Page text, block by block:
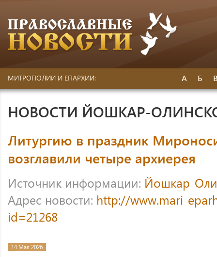
МИТРОПОЛИИ И ЕПАРХИИ: А Б
НОВОСТИ ЙОШКАР-
Литургию в праздник
возглавили четыре архиерея
Источник информации: Йошкар-
Адрес новости: http://www.mari-
id=21268
14 Мая 2026